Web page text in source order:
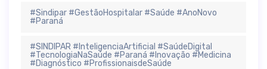
#Sindipar #GestãoHospitalar #Saúde #AnoNovo
#Paraná
#SINDIPAR #InteligenciaArtificial #SaúdeDigital
#TecnologiaNaSaúde #Paraná #Inovação #Medicina
#Diagnóstico #ProfissionaisdeSaúde